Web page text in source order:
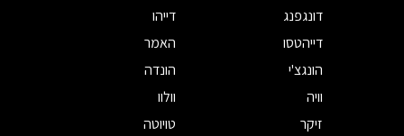
דונגפנג
דייהו
דייהטסו
האמר
הונגצ'י
הונדה
וויה
וולוו
זיקר
טויוטה